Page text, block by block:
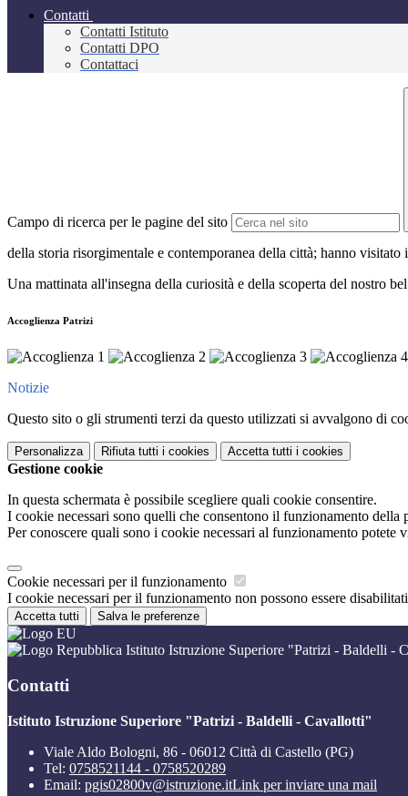
Contatti
Contatti Istituto
Contatti DPO
Contattaci
Campo di ricerca per le pagine del sito
della storia risorgimentale e contemporanea della città; hanno
Una mattinata all'insegna della curiosità e della scoperta del nostro
Accoglienza Patrizi
Notizie
Questo sito o gli strumenti terzi da questo utilizzati si avvalgono di
Personalizza Rifiuta tutti i cookies Accetta tutti i cookies
Gestione cookie
In questa schermata è possibile scegliere quali cookie consentire.
I cookie necessari sono quelli che consentono il funzionamento
Per conoscere quali sono i cookie necessari al funzionamento potete
Cookie necessari per il funzionamento
I cookie necessari per il funzionamento non possono essere
Accetta tutti Salva le preferenze
Istituto Istruzione Superiore "Patrizi - Baldelli -
Contatti
Istituto Istruzione Superiore "Patrizi - Baldelli - Cavallotti"
Viale Aldo Bologni, 86 - 06012 Città di Castello (PG)
Tel: 0758521144 - 0758520289
Email: pgis02800v@istruzione.itLink per inviare una mail